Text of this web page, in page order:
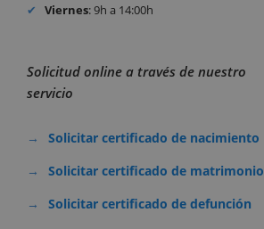
Viernes: 9h a 14:00h
Solicitud online a través de nuestro
servicio
Solicitar certificado de nacimiento
Solicitar certificado de matrimonio
Solicitar certificado de defunción